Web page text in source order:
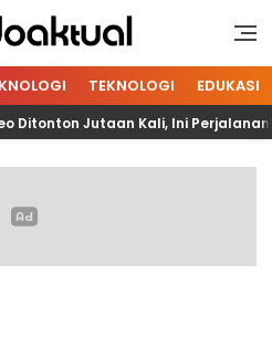
Aktual
TEKNOLOGI EDUKASI
Jutaan Kali, Ini Perjalanan